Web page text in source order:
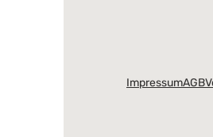
ImpressumAGB